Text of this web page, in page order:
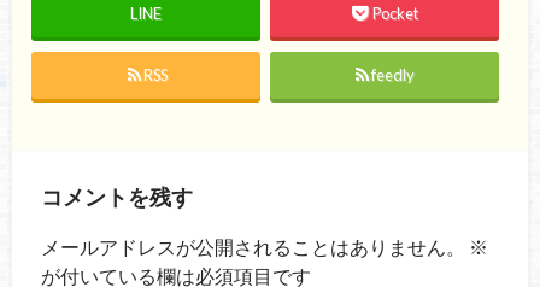
LINE Pocket
RSS feedly
コメントを残す
メールアドレスが公開されることはありません。
※
が付いている欄は必須項目です